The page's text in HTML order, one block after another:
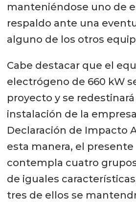
manteniéndose uno de
respaldo ante una
alguno de los otros
Cabe destacar que el
electrógeno de 660 kW
proyecto y se redestinará
instalación de la
Declaración de Impacto
esta manera, el
contempla cuatro
de iguales
tres de ellos se